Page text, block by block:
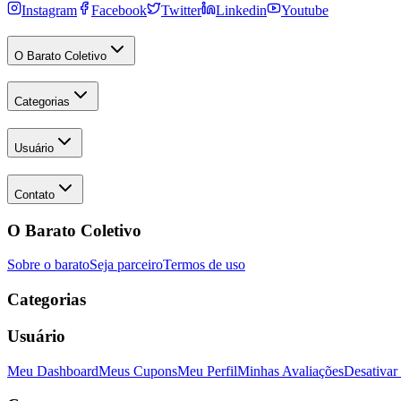
Instagram Facebook Twitter Linkedin Youtube
O Barato Coletivo
Categorias
Usuário
Contato
O Barato Coletivo
Sobre o baratoSeja parceiroTermos de uso
Categorias
Usuário
Meu DashboardMeus CuponsMeu PerfilMinhas AvaliaçõesDesativar